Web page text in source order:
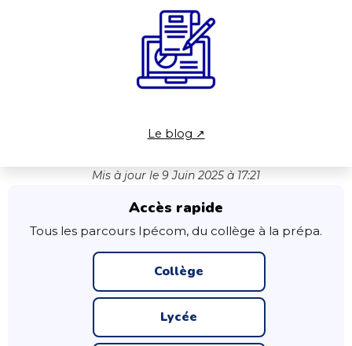
Le blog ↗
Mis à jour le 9 Juin 2025 à 17:21
Accès rapide
Tous les parcours Ipécom, du collège à la prépa.
Collège
Lycée